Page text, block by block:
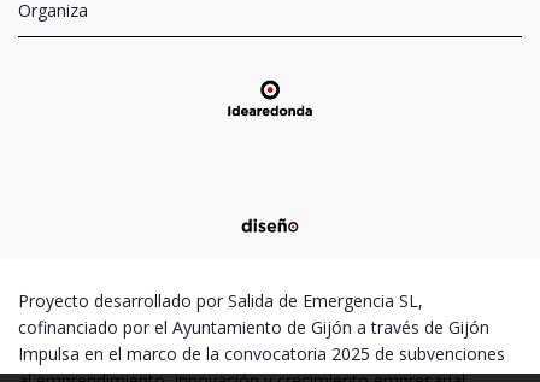
Organiza
Proyecto desarrollado por Salida de Emergencia SL,
cofinanciado por el Ayuntamiento de Gijón a través de Gijón
Impulsa en el marco de la convocatoria 2025 de subvenciones